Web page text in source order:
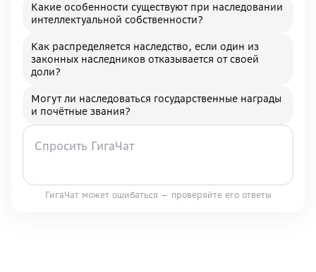
Какие особенности существуют при наследовании
интеллектуальной собственности?
Как распределяется наследство, если один из
законных наследников отказывается от своей
доли?
Могут ли наследоваться государственные награды
и почётные звания?
ГигаЧат может ошибаться — проверяйте его ответы